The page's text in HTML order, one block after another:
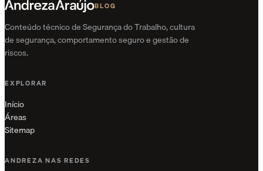
BLOG
Conteúdo técnico de Segurança do Trabalho, cultura
de segurança, comportamento seguro e gestão de
riscos.
EXPLORAR
Início
Áreas
Sitemap
ANDREZA NAS REDES